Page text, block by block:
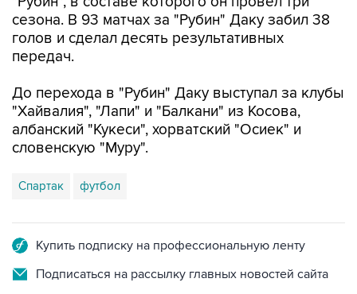
сезона. В 93 матчах за "Рубин" Даку забил 38
голов и сделал десять результативных
передач.
До перехода в "Рубин" Даку выступал за клубы
"Хайвалия", "Лапи" и "Балкани" из Косова,
албанский "Кукеси", хорватский "Осиек" и
словенскую "Муру".
Спартак футбол
Купить подписку на профессиональную ленту
Подписаться на рассылку главных новостей сайта